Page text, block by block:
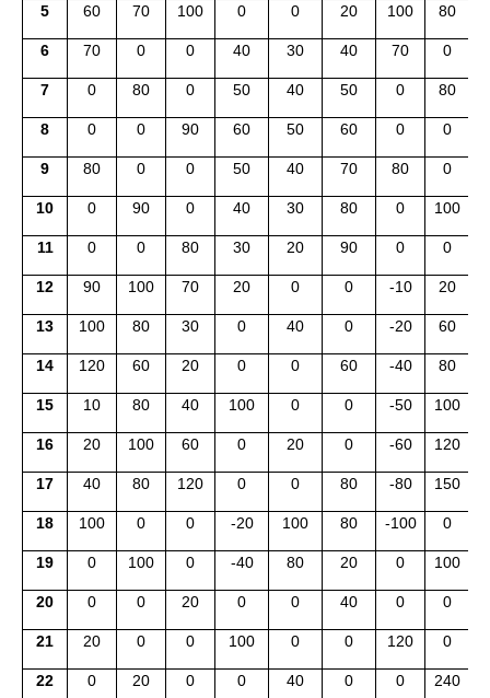
5 60 70 100 0 0 20 100 80
6 70 0 0 40 30 40 70 0
7 0 80 0 50 40 50 0 80
8 0 0 90 60 50 60 0 0
9 80 0 0 50 40 70 80 0
10 0 90 0 40 30 80 0 100
11 0 0 80 30 20 90 0 0
12 90 100 70 20 0 0 -10 20
13 100 80 30 0 40 0 -20 60
14 120 60 20 0 0 60 -40 80
15 10 80 40 100 0 0 -50 100
16 20 100 60 0 20 0 -60 120
17 40 80 120 0 0 80 -80 150
18 100 0 0 -20 100 80 -100 0
19 0 100 0 -40 80 20 0 100
20 0 0 20 0 0 40 0 0
21 20 0 0 100 0 0 120 0
22 0 20 0 0 40 0 0 240